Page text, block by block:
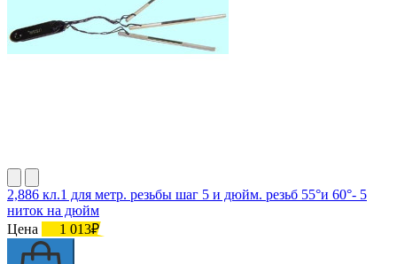
2,886 кл.1 для метр. резьбы шаг 5 и дюйм. резьб 55°и 60°- 5
ниток на дюйм
Цена
1 013₽